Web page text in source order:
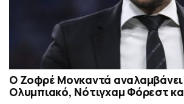
Ο Ζοφρέ Μονκαντά
Ολυμπιακό, Νότιγχαμ Φόρεστ